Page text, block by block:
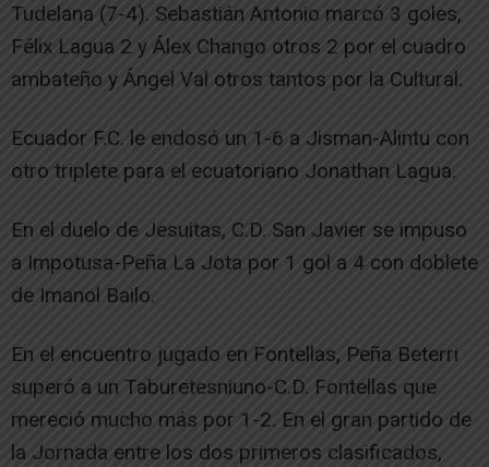
Tudelana (7-4). Sebastián Antonio marcó 3 goles,
Félix Lagua 2 y Álex Chango otros 2 por el cuadro
ambateño y Ángel Val otros tantos por la Cultural.
Ecuador F.C. le endosó un 1-6 a Jisman-Alintu con
otro triplete para el ecuatoriano Jonathan Lagua.
En el duelo de Jesuitas, C.D. San Javier se impuso
a Impotusa-Peña La Jota por 1 gol a 4 con doblete
de Imanol Bailo.
En el encuentro jugado en Fontellas, Peña Beterri
superó a un Taburetesniuno-C.D. Fontellas que
mereció mucho más por 1-2. En el gran partido de
la Jornada entre los dos primeros clasificados,